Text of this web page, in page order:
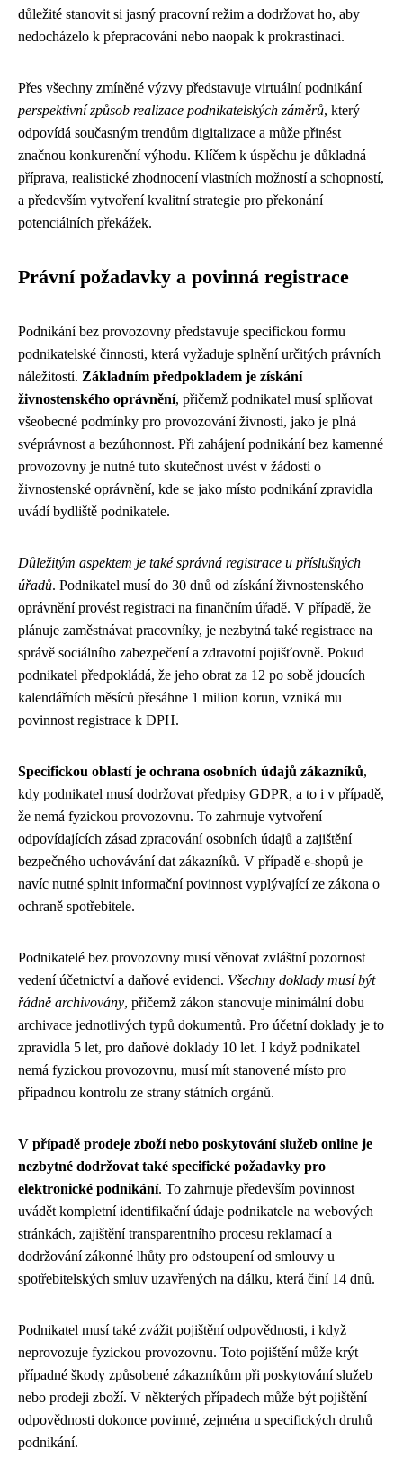
důležité stanovit si jasný pracovní režim a dodržovat ho, aby
nedocházelo k přepracování nebo naopak k prokrastinaci.
Přes všechny zmíněné výzvy představuje virtuální podnikání
perspektivní způsob realizace podnikatelských záměrů, který
odpovídá současným trendům digitalizace a může přinést
značnou konkurenční výhodu. Klíčem k úspěchu je důkladná
příprava, realistické zhodnocení vlastních možností a schopností,
a především vytvoření kvalitní strategie pro překonání
potenciálních překážek.
Právní požadavky a povinná registrace
Podnikání bez provozovny představuje specifickou formu
podnikatelské činnosti, která vyžaduje splnění určitých právních
náležitostí. Základním předpokladem je získání
živnostenského oprávnění, přičemž podnikatel musí splňovat
všeobecné podmínky pro provozování živnosti, jako je plná
svéprávnost a bezúhonnost. Při zahájení podnikání bez kamenné
provozovny je nutné tuto skutečnost uvést v žádosti o
živnostenské oprávnění, kde se jako místo podnikání zpravidla
uvádí bydliště podnikatele.
Důležitým aspektem je také správná registrace u příslušných
úřadů. Podnikatel musí do 30 dnů od získání živnostenského
oprávnění provést registraci na finančním úřadě. V případě, že
plánuje zaměstnávat pracovníky, je nezbytná také registrace na
správě sociálního zabezpečení a zdravotní pojišťovně. Pokud
podnikatel předpokládá, že jeho obrat za 12 po sobě jdoucích
kalendářních měsíců přesáhne 1 milion korun, vzniká mu
povinnost registrace k DPH.
Specifickou oblastí je ochrana osobních údajů zákazníků,
kdy podnikatel musí dodržovat předpisy GDPR, a to i v případě,
že nemá fyzickou provozovnu. To zahrnuje vytvoření
odpovídajících zásad zpracování osobních údajů a zajištění
bezpečného uchovávání dat zákazníků. V případě e-shopů je
navíc nutné splnit informační povinnost vyplývající ze zákona o
ochraně spotřebitele.
Podnikatelé bez provozovny musí věnovat zvláštní pozornost
vedení účetnictví a daňové evidenci. Všechny doklady musí být
řádně archivovány, přičemž zákon stanovuje minimální dobu
archivace jednotlivých typů dokumentů. Pro účetní doklady je to
zpravidla 5 let, pro daňové doklady 10 let. I když podnikatel
nemá fyzickou provozovnu, musí mít stanovené místo pro
případnou kontrolu ze strany státních orgánů.
V případě prodeje zboží nebo poskytování služeb online je
nezbytné dodržovat také specifické požadavky pro
elektronické podnikání. To zahrnuje především povinnost
uvádět kompletní identifikační údaje podnikatele na webových
stránkách, zajištění transparentního procesu reklamací a
dodržování zákonné lhůty pro odstoupení od smlouvy u
spotřebitelských smluv uzavřených na dálku, která činí 14 dnů.
Podnikatel musí také zvážit pojištění odpovědnosti, i když
neprovozuje fyzickou provozovnu. Toto pojištění může krýt
případné škody způsobené zákazníkům při poskytování služeb
nebo prodeji zboží. V některých případech může být pojištění
odpovědnosti dokonce povinné, zejména u specifických druhů
podnikání.